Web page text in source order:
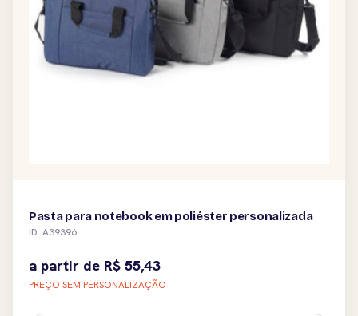
Pasta para notebook em poliéster personalizada
ID: A39396
a partir de R$ 55,43
PREÇO SEM PERSONALIZAÇÃO